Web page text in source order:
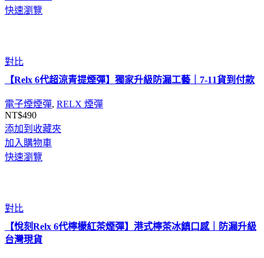
快速瀏覽
對比
【Relx 6代超涼青提煙彈】獨家升級防漏工藝｜7-11貨到付款
電子煙煙彈, RELX 煙彈
NT$490
添加到收藏夾
加入購物車
快速瀏覽
對比
【悅刻Relx 6代檸檬紅茶煙彈】港式檸茶冰鎮口感｜防漏升級
台灣現貨